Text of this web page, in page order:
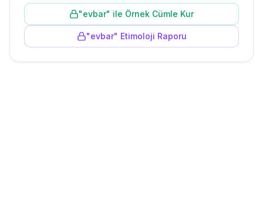
"evbar" ile Örnek Cümle Kur
"evbar" Etimoloji Raporu